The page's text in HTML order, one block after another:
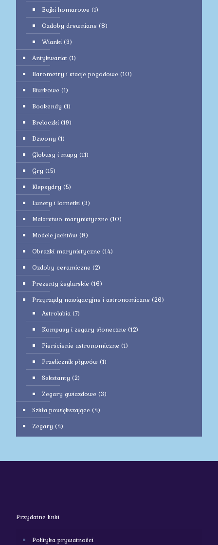
Bojki homarowe (1)
Ozdoby drewniane (8)
Wianki (3)
Antykwariat (1)
Barometry i stacje pogodowe (10)
Biurkowe (1)
Bookendy (1)
Breloczki (19)
Dzwony (1)
Globusy i mapy (11)
Gry (15)
Klepsydry (5)
Lunety i lornetki (3)
Malarstwo marynistyczne (10)
Modele jachtów (8)
Obrazki marynistyczne (14)
Ozdoby ceramiczne (2)
Prezenty żeglarskie (16)
Przyrządy nawigacyjne i astronomiczne (26)
Astrolabia (7)
Kompasy i zegary słoneczne (12)
Pierścienie astronomiczne (1)
Przelicznik pływów (1)
Sekstanty (2)
Zegary gwiazdowe (3)
Szkła powiększające (4)
Zegary (4)
Przydatne linki
Polityka prywatności